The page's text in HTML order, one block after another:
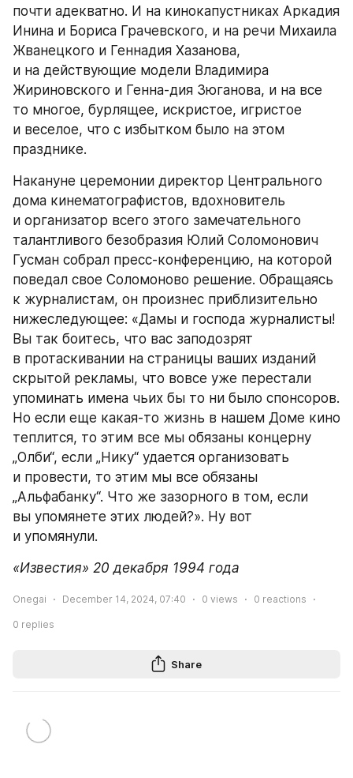
почти адекватно. И на кинокапустниках Аркадия
Инина и Бориса Грачевского, и на речи Михаила
Жванецкого и Геннадия Хазанова,
и на действующие модели Владимира
Жириновского и Генна-дия Зюганова, и на все
то многое, бурлящее, искристое, игристое
и веселое, что с избытком было на этом
празднике.
Накануне церемонии директор Центрального
дома кинематографистов, вдохновитель
и организатор всего этого замечательного
талантливого безобразия Юлий Соломонович
Гусман собрал пресс-конференцию, на которой
поведал свое Соломоново решение. Обращаясь
к журналистам, он произнес приблизительно
нижеследующее: «Дамы и господа журналисты!
Вы так боитесь, что вас заподозрят
в протаскивании на страницы ваших изданий
скрытой рекламы, что вовсе уже перестали
упоминать имена чьих бы то ни было спонсоров.
Но если еще какая-то жизнь в нашем Доме кино
теплится, то этим все мы обязаны концерну
„Олби“, если „Нику“ удается организовать
и провести, то этим мы все обязаны
„Альфабанку“. Что же зазорного в том, если
вы упомянете этих людей?». Ну вот
и упомянули.
«Известия» 20 декабря 1994 года
Onegai December 14, 2024, 07:40 0 views 0 reactions
0 replies
Share